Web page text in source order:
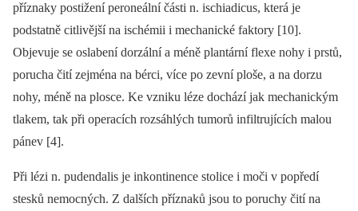
příznaky postižení peroneální části n. ischiadicus, která je
podstatně citlivější na ischémii i mechanické faktory [10].
Objevuje se oslabení dorzální a méně plantární flexe nohy i prstů,
porucha čití zejména na bérci, více po zevní ploše, a na dorzu
nohy, méně na plosce. Ke vzniku léze dochází jak mechanickým
tlakem, tak při operacích rozsáhlých tumorů infiltrujících malou
pánev [4].
Při lézi n. pudendalis je inkontinence stolice i moči v popředí
stesků nemocných. Z dalších příznaků jsou to poruchy čití na